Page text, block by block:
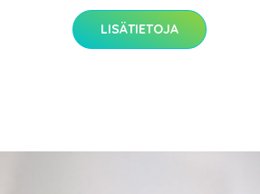
LISÄTIETOJA